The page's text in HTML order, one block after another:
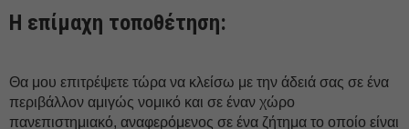
Η επίμαχη τοποθέτηση:
Θα μου επιτρέψετε τώρα να κλείσω με την άδειά σας σε ένα
περιβάλλον αμιγώς νομικό και σε έναν χώρο
πανεπιστημιακό, αναφερόμενος σε ένα ζήτημα το οποίο είναι